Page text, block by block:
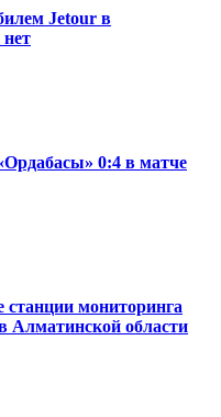
Jetour в
0:4 в матче
мониторинга
Алматинской области